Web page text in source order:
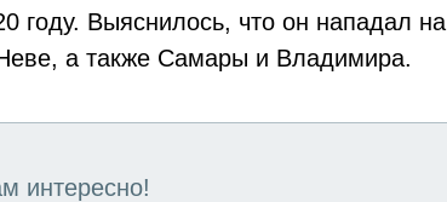
году. Выяснилось, что он нападал на
а также Самары и Владимира.
интересно!